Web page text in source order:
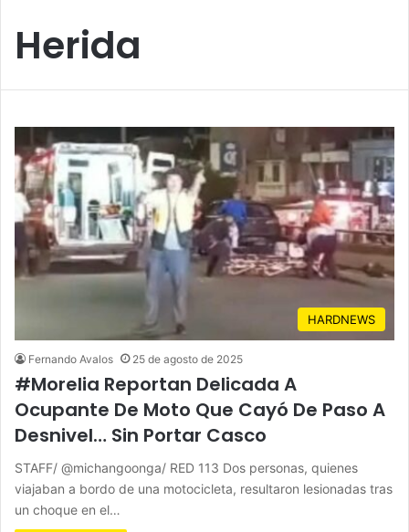
Herida
HARDNEWS
Fernando Avalos 25 de agosto de 2025
#Morelia Reportan Delicada A
Ocupante De Moto Que Cayó De Paso A
Desnivel… Sin Portar Casco
STAFF/ @michangoonga/ RED 113 Dos personas, quienes
viajaban a bordo de una motocicleta, resultaron lesionadas tras
un choque en el…